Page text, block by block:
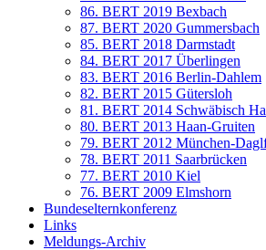
86. BERT 2019 Bexbach
87. BERT 2020 Gummersbach
85. BERT 2018 Darmstadt
84. BERT 2017 Überlingen
83. BERT 2016 Berlin-Dahlem
82. BERT 2015 Gütersloh
81. BERT 2014 Schwäbisch
80. BERT 2013 Haan-Gruiten
79. BERT 2012 München-
78. BERT 2011 Saarbrücken
77. BERT 2010 Kiel
76. BERT 2009 Elmshorn
Bundeselternkonferenz
Links
Meldungs-Archiv